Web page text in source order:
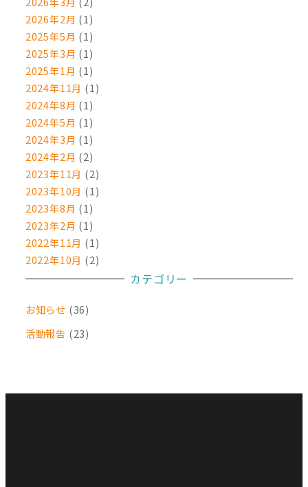
送
り
2026年2月 (1)
2025年5月 (1)
2025年3月 (1)
2025年1月 (1)
2024年11月 (1)
2024年8月 (1)
2024年5月 (1)
2024年3月 (1)
2024年2月 (2)
2023年11月 (2)
2023年10月 (1)
2023年8月 (1)
2023年2月 (1)
2022年11月 (1)
2022年10月 (2)
カテゴリー
お知らせ (36)
活動報告 (23)